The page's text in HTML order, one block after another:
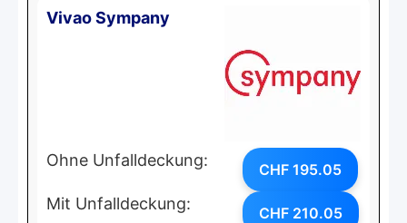
Vivao Sympany
Ohne Unfalldeckung: CHF 195.05
Mit Unfalldeckung: CHF 210.05